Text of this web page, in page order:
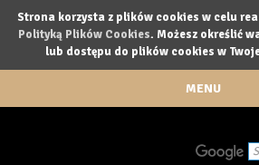
Strona korzysta z plików cookies w celu
Polityką Plików Cookies. Możesz określić
lub dostępu do plików cookies w
MENU